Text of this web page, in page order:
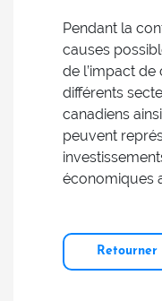
Pendant la
causes
de l’impact de
différents
canadiens
peuvent
économiques
Retourner